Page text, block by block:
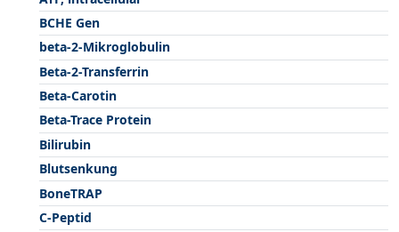
BCHE Gen
beta-2-Mikroglobulin
Beta-2-Transferrin
Beta-Carotin
Beta-Trace Protein
Bilirubin
Blutsenkung
BoneTRAP
C-Peptid